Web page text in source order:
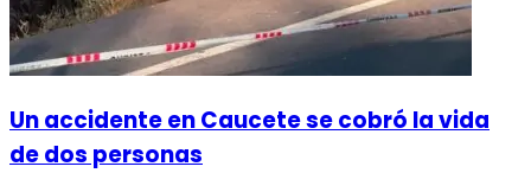
Un accidente en Caucete se cobró la vida
de dos personas